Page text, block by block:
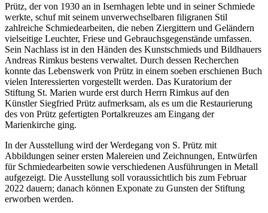
Prütz, der von 1930 an in Isernhagen lebte und in seiner Schmiede
werkte, schuf mit seinem unverwechselbaren filigranen Stil
zahlreiche Schmiedearbeiten, die neben Ziergittern und Geländern
vielseitige Leuchter, Friese und Gebrauchsgegenstände umfassen.
Sein Nachlass ist in den Händen des Kunstschmieds und Bildhauers
Andreas Rimkus bestens verwaltet. Durch dessen Recherchen
konnte das Lebenswerk von Prütz in einem soeben erschienen Buch
vielen Interessierten vorgestellt werden. Das Kuratorium der
Stiftung St. Marien wurde erst durch Herrn Rimkus auf den
Künstler Siegfried Prütz aufmerksam, als es um die Restaurierung
des von Prütz gefertigten Portalkreuzes am Eingang der
Marienkirche ging.
In der Ausstellung wird der Werdegang von S. Prütz mit
Abbildungen seiner ersten Malereien und Zeichnungen, Entwürfen
für Schmiedearbeiten sowie verschiedenen Ausführungen in Metall
aufgezeigt. Die Ausstellung soll voraussichtlich bis zum Februar
2022 dauern; danach können Exponate zu Gunsten der Stiftung
erworben werden.